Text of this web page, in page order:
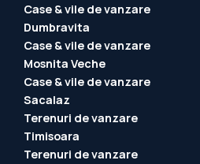
Case & vile de vanzare
Dumbravita
Case & vile de vanzare
Mosnita Veche
Case & vile de vanzare
Sacalaz
Terenuri de vanzare
Timisoara
Terenuri de vanzare